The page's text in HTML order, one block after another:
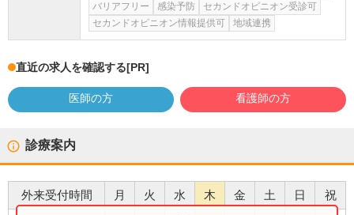
バリアフリー
感染予防
セカンドオピニオン受診可
セカンドオピニオン情報提供可
地域連携
直近の求人を確認する[PR]
医師の方 看護師の方
診療案内
外来受付時間 月 火 水 木 金 土 日 祝